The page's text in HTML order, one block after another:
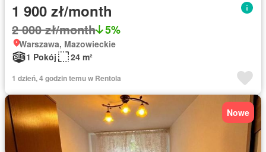
1 900 zł/month
2 000 zł/month 5%
Warszawa, Mazowieckie
1 Pokój
24 m²
1 dzień, 4 godzin temu w Rentola
Nowe